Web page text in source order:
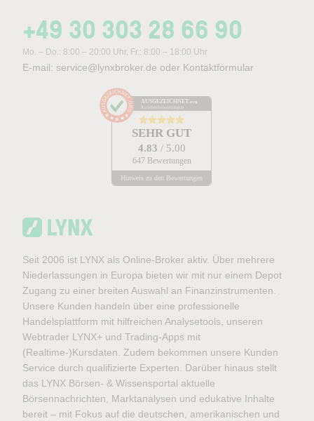
+49 30 303 28 66 90
Mo. – Do.: 8:00 – 20:00 Uhr, Fr.: 8:00 – 18:00 Uhr
E-mail: service@lynxbroker.de oder Kontaktformular
AUSGEZEICHNET .org
Kundenbewertungen
SEHR GUT
4.83 / 5.00
647 Bewertungen
Hinweis zu den Bewertungen
Seit 2006 ist LYNX als Online-Broker aktiv. Über mehrere
Niederlassungen in Europa bieten wir mit nur einem Depot
Zugang zu einer breiten Auswahl an Finanzinstrumenten.
Unsere Kunden handeln über eine professionelle
Handelsplattform mit hilfreichen Analysetools, unseren
Webtrader LYNX+ und Trading-Apps mit
(Realtime-)Kursdaten. Zudem bekommen unsere Kunden
Service durch qualifizierte Experten. Darüber hinaus stellt
das LYNX Börsen- & Wissensportal aktuelle
Börsennachrichten, Marktanalysen und edukative Inhalte
bereit – mit Fokus auf die deutschen, amerikanischen und